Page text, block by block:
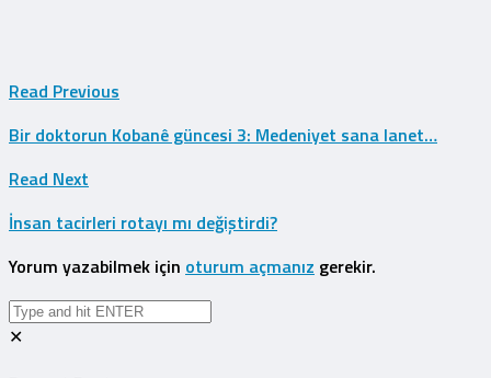
Read Previous
Bir doktorun Kobanê güncesi 3: Medeniyet sana lanet…
Read Next
İnsan tacirleri rotayı mı değiştirdi?
Yorum yazabilmek için oturum açmanız gerekir.
✕